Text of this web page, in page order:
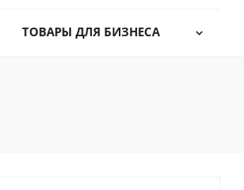
ТОВАРЫ ДЛЯ БИЗНЕСА